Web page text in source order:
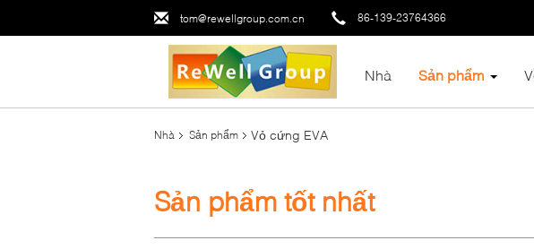
tom@rewellgroup.com.cn 86-139-23764366
Nhà Sản phẩm
Nhà Sản phẩm Vỏ cứng EVA
Sản phẩm tốt nhất